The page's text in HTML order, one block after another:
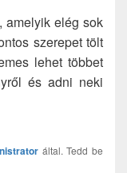
amelyik elég sok
szerepet tölt
lehet többet
és adni neki
által. Tedd be